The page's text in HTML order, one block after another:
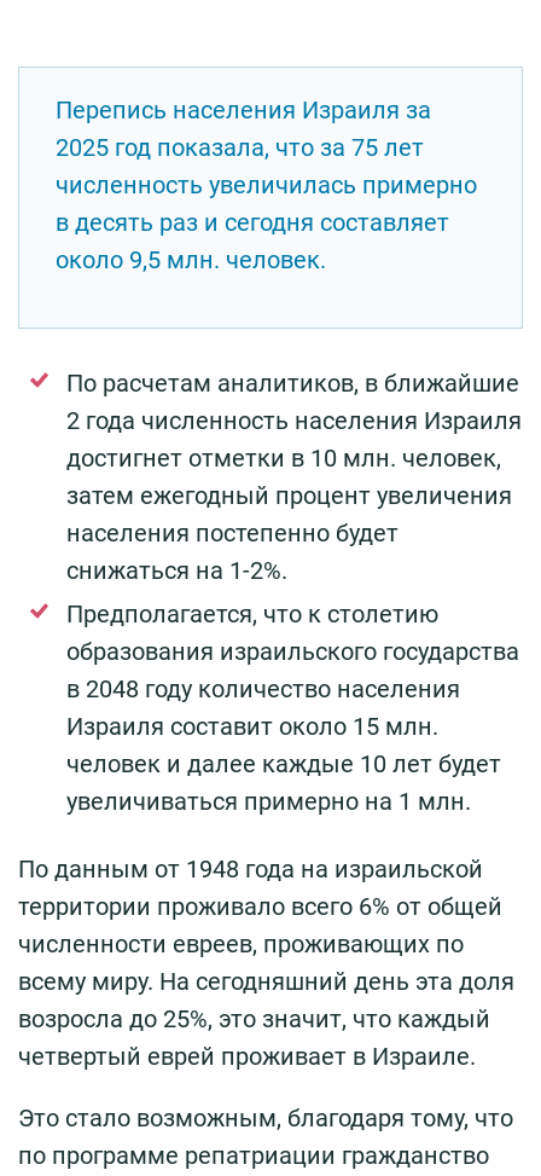
Перепись населения Израиля за
2025 год показала, что за 75 лет
численность увеличилась примерно
в десять раз и сегодня составляет
около 9,5 млн. человек.
По расчетам аналитиков, в ближайшие
2 года численность населения Израиля
достигнет отметки в 10 млн. человек,
затем ежегодный процент увеличения
населения постепенно будет
снижаться на 1-2%.
Предполагается, что к столетию
образования израильского государства
в 2048 году количество населения
Израиля составит около 15 млн.
человек и далее каждые 10 лет будет
увеличиваться примерно на 1 млн.
По данным от 1948 года на израильской
территории проживало всего 6% от общей
численности евреев, проживающих по
всему миру. На сегодняшний день эта доля
возросла до 25%, это значит, что каждый
четвертый еврей проживает в Израиле.
Это стало возможным, благодаря тому, что
по программе репатриации гражданство